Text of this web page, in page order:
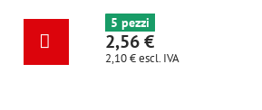
6+ pezzi
2,56 €
escl. IVA